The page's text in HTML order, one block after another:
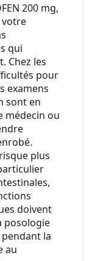
200 mg,
votre
qui
Chez les
pour
examens
sont en
médecin ou
plus
doivent
posologie
pendant la
au